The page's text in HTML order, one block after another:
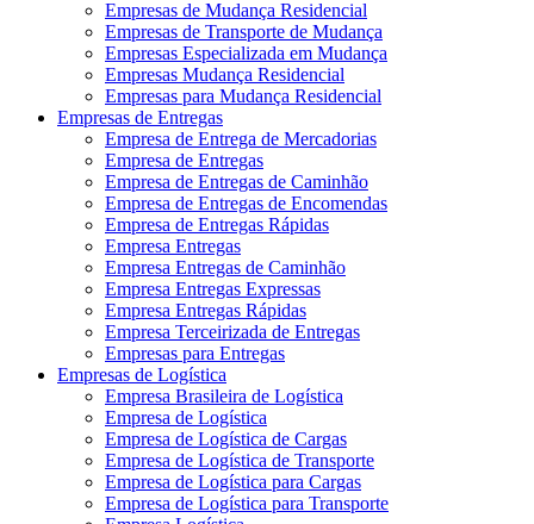
Empresas de Mudança Residencial
Empresas de Transporte de Mudança
Empresas Especializada em Mudança
Empresas Mudança Residencial
Empresas para Mudança Residencial
Empresas de Entregas
Empresa de Entrega de Mercadorias
Empresa de Entregas
Empresa de Entregas de Caminhão
Empresa de Entregas de Encomendas
Empresa de Entregas Rápidas
Empresa Entregas
Empresa Entregas de Caminhão
Empresa Entregas Expressas
Empresa Entregas Rápidas
Empresa Terceirizada de Entregas
Empresas para Entregas
Empresas de Logística
Empresa Brasileira de Logística
Empresa de Logística
Empresa de Logística de Cargas
Empresa de Logística de Transporte
Empresa de Logística para Cargas
Empresa de Logística para Transporte